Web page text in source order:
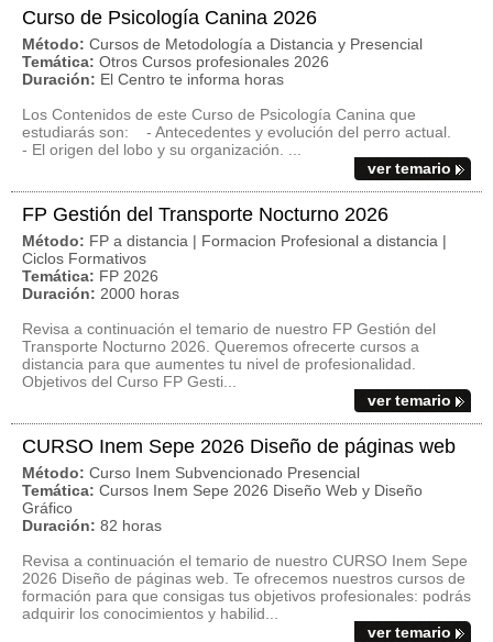
Curso de Psicología Canina 2026
Método: Cursos de Metodología a Distancia y Presencial
Temática: Otros Cursos profesionales 2026
Duración: El Centro te informa horas
Los Contenidos de este Curso de Psicología Canina que
estudiarás son: - Antecedentes y evolución del perro actual.
- El origen del lobo y su organización. ...
ver temario
FP Gestión del Transporte Nocturno 2026
Método: FP a distancia | Formacion Profesional a distancia |
Ciclos Formativos
Temática: FP 2026
Duración: 2000 horas
Revisa a continuación el temario de nuestro FP Gestión del
Transporte Nocturno 2026. Queremos ofrecerte cursos a
distancia para que aumentes tu nivel de profesionalidad.
Objetivos del Curso FP Gesti...
ver temario
CURSO Inem Sepe 2026 Diseño de páginas web
Método: Curso Inem Subvencionado Presencial
Temática: Cursos Inem Sepe 2026 Diseño Web y Diseño
Gráfico
Duración: 82 horas
Revisa a continuación el temario de nuestro CURSO Inem Sepe
2026 Diseño de páginas web. Te ofrecemos nuestros cursos de
formación para que consigas tus objetivos profesionales: podrás
adquirir los conocimientos y habilid...
ver temario